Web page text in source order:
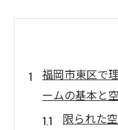
福岡市東区で
ームの基本と
限られた